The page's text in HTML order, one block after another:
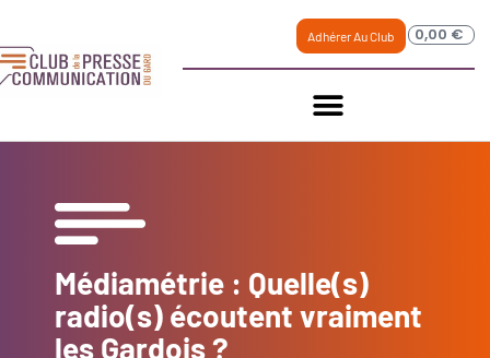
Adhérer Au Club 0,00 €
Médiamétrie : Quelle(s)
radio(s) écoutent vraiment
les Gardois ?